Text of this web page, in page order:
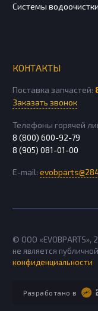
Системы водоочистки
КОНТАКТЫ
Поставка запчастей:
Заказать звонок
Телефоны горячей
8 (800) 600-92-79
8 (905) 081-01-00
E-mail:
Разработано в
© ООО «EVOBPARTS»,
не является
конфиденциальности